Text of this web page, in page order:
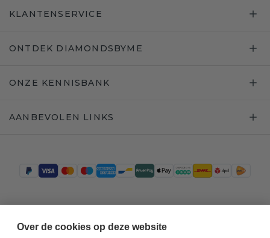
KLANTENSERVICE
ONTDEK DIAMONDSBYME
ONZE KENNISBANK
AANBEVOLEN LINKS
Over de cookies op deze website